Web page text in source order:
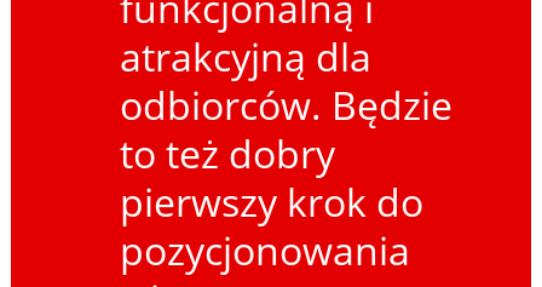
atrakcyjną dla
odbiorców. Będzie
to też dobry
pierwszy krok do
pozycjonowania